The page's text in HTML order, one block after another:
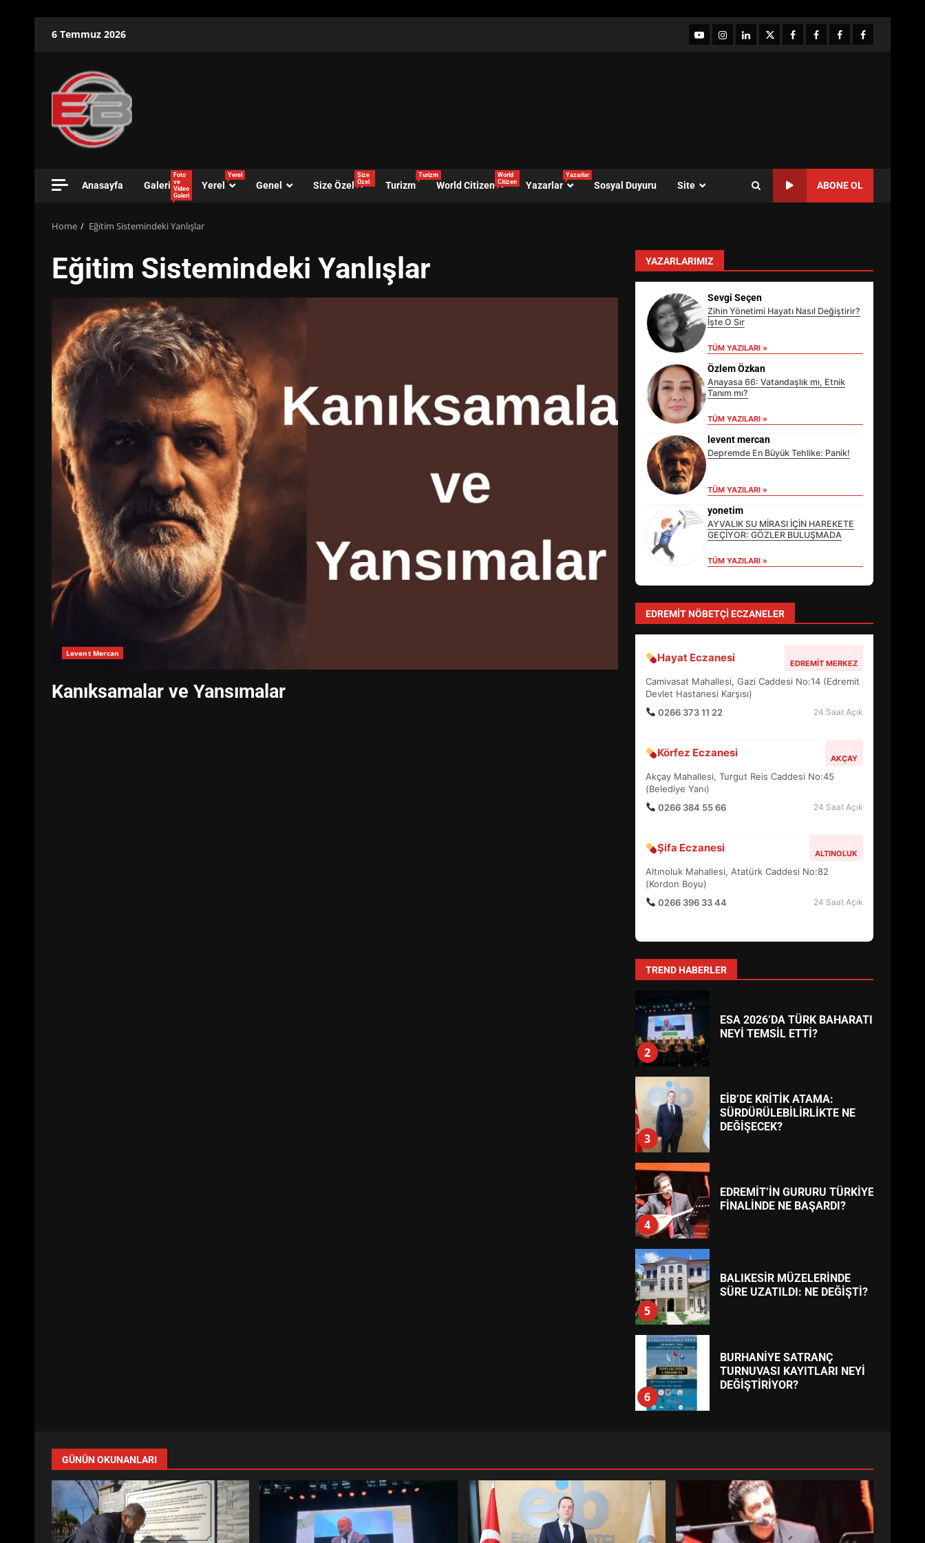
6 Temmuz 2026 YouTubeInstagram
LinkedIntwitterfacebook-Facebook-
Facebook-Facebook-
Anasayfa Galeri
Foto
ve
Video
Galeri
Yerel
Yerel
Genel Size Özel
Size
Özel
Turizm
Turizm
World Citizen
World
Citizen
Yazarlar
Yazarlar
Sosyal Duyuru Site ABONE OL
Home Eğitim Sistemindeki Yanlışlar
Eğitim Sistemindeki Yanlışlar
Levent Mercan
Kanıksamalar ve Yansımalar
YAZARLARIMIZ
Sevgi Seçen
Zihin Yönetimi Hayatı Nasıl Değiştirir?
İşte O Sır
TÜM YAZILARI »
Özlem Özkan
Anayasa 66: Vatandaşlık mı, Etnik
Tanım mı?
TÜM YAZILARI »
levent mercan
Depremde En Büyük Tehlike: Panik!
TÜM YAZILARI »
yonetim
AYVALIK SU MİRASI İÇİN HAREKETE
GEÇİYOR: GÖZLER BULUŞMADA
TÜM YAZILARI »
EDREMIT NÖBETÇI ECZANELER
Hayat Eczanesi EDREMIT MERKEZ
Camivasat Mahallesi, Gazi Caddesi No:14 (Edremit
Devlet Hastanesi Karşısı)
0266 373 11 22
24 Saat Açık
Körfez Eczanesi AKÇAY
Akçay Mahallesi, Turgut Reis Caddesi No:45
(Belediye Yanı)
0266 384 55 66
24 Saat Açık
Şifa Eczanesi ALTINOLUK
Altınoluk Mahallesi, Atatürk Caddesi No:82
(Kordon Boyu)
0266 396 33 44
24 Saat Açık
TREND HABERLER
EİB’DE KRİTİK ATAMA:
SÜRDÜRÜLEBİLİRLİKTE NE
DEĞİŞECEK?
4
EDREMİT’İN GURURU TÜRKİYE
FİNALİNDE NE BAŞARDI?
5
BALIKESİR MÜZELERİNDE
SÜRE UZATILDI: NE DEĞİŞTİ?
6
BURHANİYE SATRANÇ
DEĞİŞTİRİYOR?
7
BURHANİYE
BELEDİYESPOR’DA YENİ
YÖNETİM NASIL ŞEKİLLENDİ?
1
HAREKETE GEÇİYOR: GÖZLER
2
ESA 2026’DA TÜRK BAHARATI
NEYİ TEMSİL ETTİ?
3
EİB’DE KRİTİK ATAMA:
SÜRDÜRÜLEBİLİRLİKTE NE
DEĞİŞECEK?
4
EDREMİT’İN GURURU TÜRKİYE
FİNALİNDE NE BAŞARDI?
5
BALIKESİR MÜZELERİNDE
SÜRE UZATILDI: NE DEĞİŞTİ?
6
BURHANİYE SATRANÇ
TURNUVASI KAYITLARI NEYİ
DEĞİŞTİRİYOR?
7
YÖNETİM NASIL ŞEKİLLENDİ?
AYVALIK SU MİRASI İÇİN
GÜNÜN OKUNANLARI